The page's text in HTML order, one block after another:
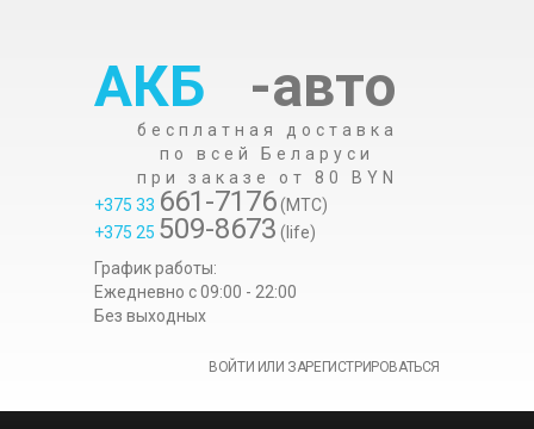
АКБ -авто
бесплатная доставка
по всей Беларуси
при заказе от 80 BYN
+375 33 661-7176(МТС)
+375 25 509-8673 (life)
График работы:
Ежедневно c 09:00 - 22:00
Без выходных
ВОЙТИ ИЛИ ЗАРЕГИСТРИРОВАТЬСЯ